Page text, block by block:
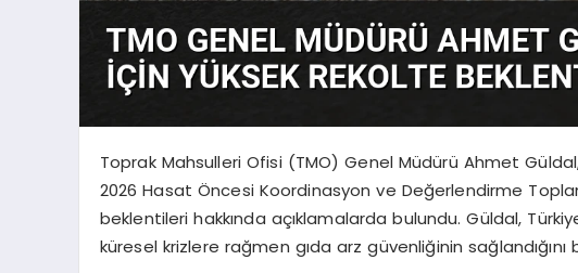
Toprak Mahsulleri Ofisi (TMO) Genel Müdürü Ahmet Güldal,
2026 Hasat Öncesi Koordinasyon ve Değerlendirme
beklentileri hakkında açıklamalarda bulundu. Güldal,
küresel krizlere rağmen gıda arz güvenliğinin sağlandığını